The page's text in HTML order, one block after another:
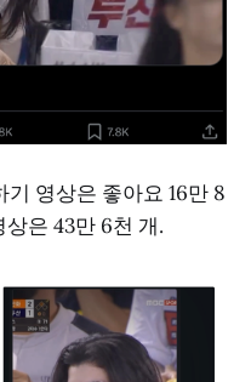
영상은 좋아요 16만 8
상은 43만 6천 개.